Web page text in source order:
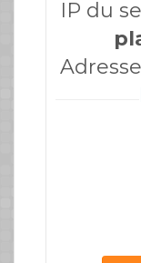
IP du